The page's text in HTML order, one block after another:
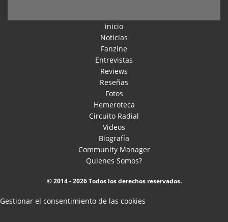
inicio
Noticias
Fanzine
Entrevistas
Reviews
Reseñas
Fotos
Hemeroteca
Circuito Radial
Videos
Biografía
Community Manager
Quienes Somos?
© 2014 - 2026 Todos los derechos reservados.
Gestionar el consentimiento de las cookies